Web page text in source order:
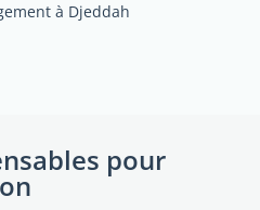
à Djeddah
pour